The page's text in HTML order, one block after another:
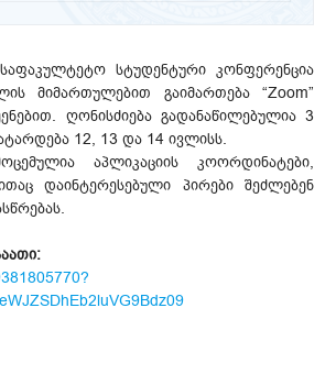
სტუდენტური კონფერენცია
მიმართულებით გაიმართება “Zoom”
ღონისძიება გადანაწილებულია 3
12, 13 და 14 ივლისს.
აპლიკაციის კოორდინატები,
დაინტერესებული პირები შეძლებენ